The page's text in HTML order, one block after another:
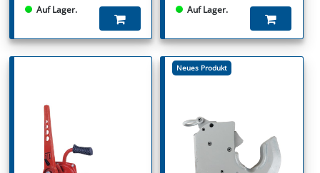
Auf Lager. Auf Lager.
Neues Produkt